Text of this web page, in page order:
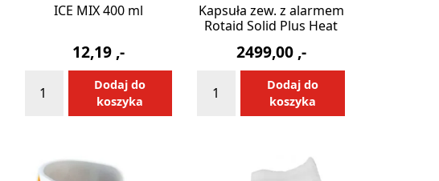
ICE MIX 400 ml
12,19 ,-
ICE
Dodaj do
koszyka
Alternative:
Kapsuła zew. z alarmem
Rotaid Solid Plus Heat
2499,00 ,-
Kapsuła
Dodaj do
koszyka
Alternative: